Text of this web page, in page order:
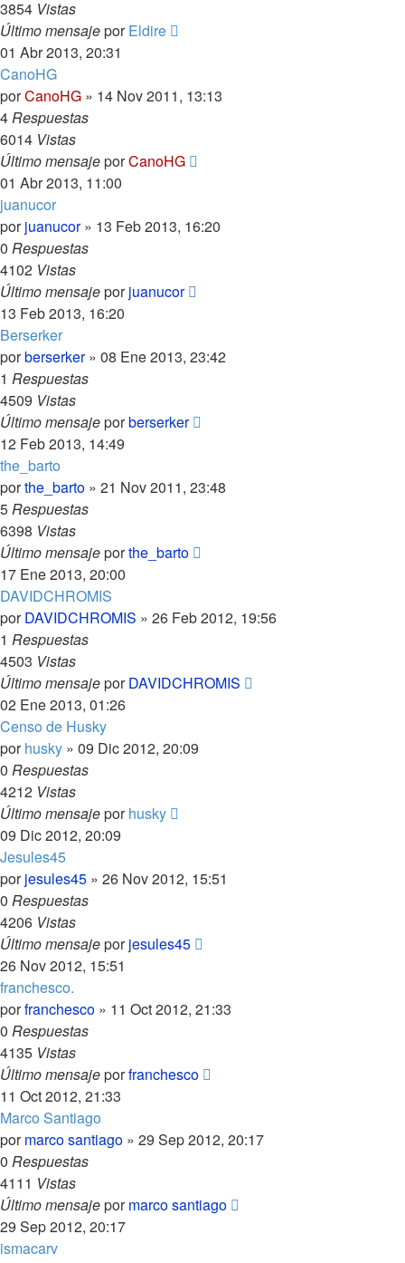
3854 Vistas
Último mensajeporEldire
01 Abr 2013, 20:31
CanoHG
porCanoHG » 14 Nov 2011, 13:13
4Respuestas
6014 Vistas
Último mensajeporCanoHG
01 Abr 2013, 11:00
juanucor
porjuanucor» 13 Feb 2013, 16:20
0 Respuestas
4102 Vistas
Último mensajeporjuanucor
13 Feb 2013, 16:20
Berserker
porberserker» 08 Ene 2013, 23:42
1 Respuestas
4509 Vistas
Último mensajeporberserker
12 Feb 2013, 14:49
the_barto
porthe_barto » 21 Nov 2011, 23:48
5Respuestas
6398 Vistas
Último mensajeporthe_barto
17 Ene 2013, 20:00
DAVIDCHROMIS
porDAVIDCHROMIS » 26 Feb 2012, 19:56
1 Respuestas
4503 Vistas
Último mensajeporDAVIDCHROMIS
02 Ene 2013, 01:26
Censo de Husky
porhusky » 09 Dic 2012, 20:09
0 Respuestas
4212 Vistas
Último mensajeporhusky
09 Dic 2012, 20:09
Jesules45
porjesules45 » 26 Nov 2012, 15:51
0 Respuestas
4206 Vistas
Último mensajeporjesules45
26 Nov 2012, 15:51
franchesco.
porfranchesco » 11 Oct 2012, 21:33
0 Respuestas
4135 Vistas
Último mensajeporfranchesco
11 Oct 2012, 21:33
Marco Santiago
pormarco santiago » 29 Sep 2012, 20:17
0 Respuestas
4111 Vistas
Último mensajepormarco santiago
29 Sep 2012, 20:17
ismacarv